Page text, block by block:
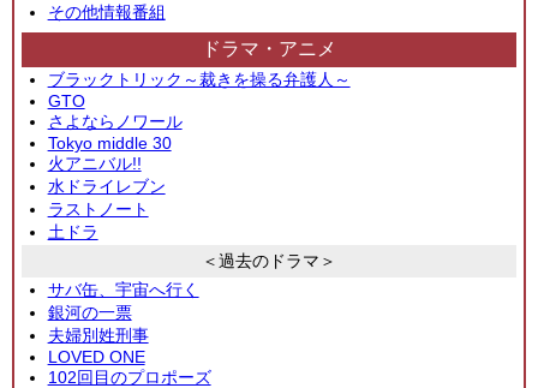
その他情報番組
ドラマ・アニメ
ブラックトリック～裁きを操る弁護人～
GTO
さよならノワール
Tokyo middle 30
火アニバル!!
水ドライレブン
ラストノート
土ドラ
＜過去のドラマ＞
サバ缶、宇宙へ行く
銀河の一票
夫婦別姓刑事
LOVED ONE
102回目のプロポーズ